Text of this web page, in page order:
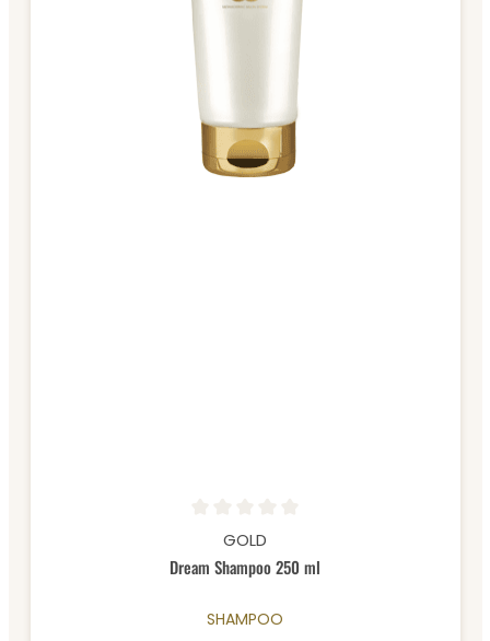
Durchschnittliche Bewertung von 0 von 5 Sternen
GOLD
Dream Shampoo 250 ml
SHAMPOO